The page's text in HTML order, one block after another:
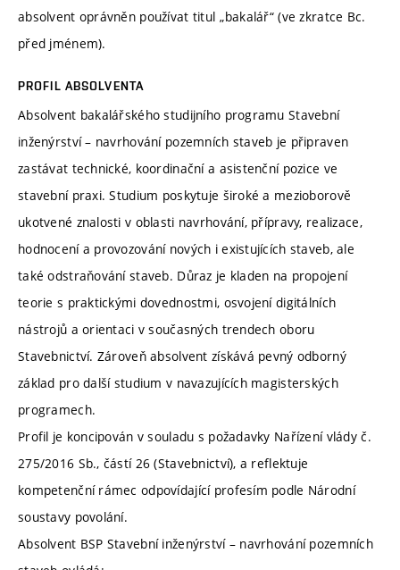
absolvent oprávněn používat titul „bakalář“ (ve zkratce Bc.
před jménem).
PROFIL ABSOLVENTA
Absolvent bakalářského studijního programu Stavební
inženýrství – navrhování pozemních staveb je připraven
zastávat technické, koordinační a asistenční pozice ve
stavební praxi. Studium poskytuje široké a mezioborově
ukotvené znalosti v oblasti navrhování, přípravy, realizace,
hodnocení a provozování nových i existujících staveb, ale
také odstraňování staveb. Důraz je kladen na propojení
teorie s praktickými dovednostmi, osvojení digitálních
nástrojů a orientaci v současných trendech oboru
Stavebnictví. Zároveň absolvent získává pevný odborný
základ pro další studium v navazujících magisterských
programech.
Profil je koncipován v souladu s požadavky Nařízení vlády č.
275/2016 Sb., částí 26 (Stavebnictví), a reflektuje
kompetenční rámec odpovídající profesím podle Národní
soustavy povolání.
Absolvent BSP Stavební inženýrství – navrhování pozemních